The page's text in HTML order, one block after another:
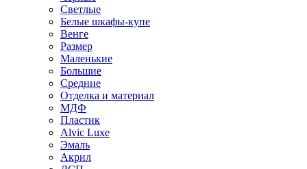
Светлые
Белые шкафы-купе
Венге
Размер
Маленькие
Большие
Средние
Отделка и материал
МДФ
Пластик
Alvic Luxe
Эмаль
Акрил